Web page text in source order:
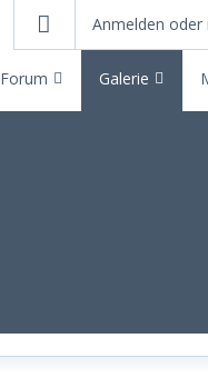
Forum Galerie
Anmelden oder